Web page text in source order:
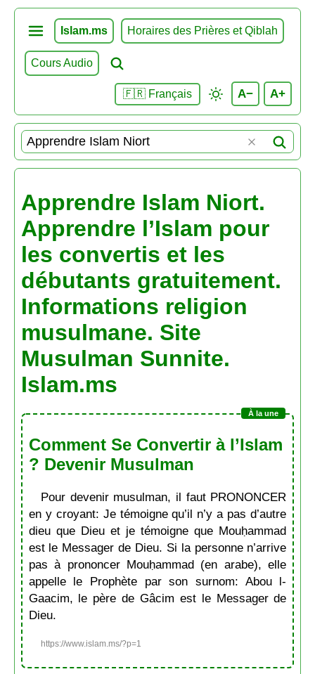
Islam.ms Horaires des Prières et Qiblah
Cours Audio
🇫🇷 Français A− A+
Apprendre Islam Niort.
Apprendre l’Islam pour
les convertis et les
débutants gratuitement.
Informations religion
musulmane. Site
Musulman Sunnite.
Islam.ms
Comment Se Convertir à l’Islam
? Devenir Musulman
Pour devenir musulman, il faut PRONONCER
en y croyant: Je témoigne qu’il n’y a pas d’autre
dieu que Dieu et je témoigne que Mouḥammad
est le Messager de Dieu. Si la personne n’arrive
pas à prononcer Mouḥammad (en arabe), elle
appelle le Prophète par son surnom: Abou l-
Gaacim, le père de Gâcim est le Messager de
Dieu.
https://www.islam.ms/?p=1